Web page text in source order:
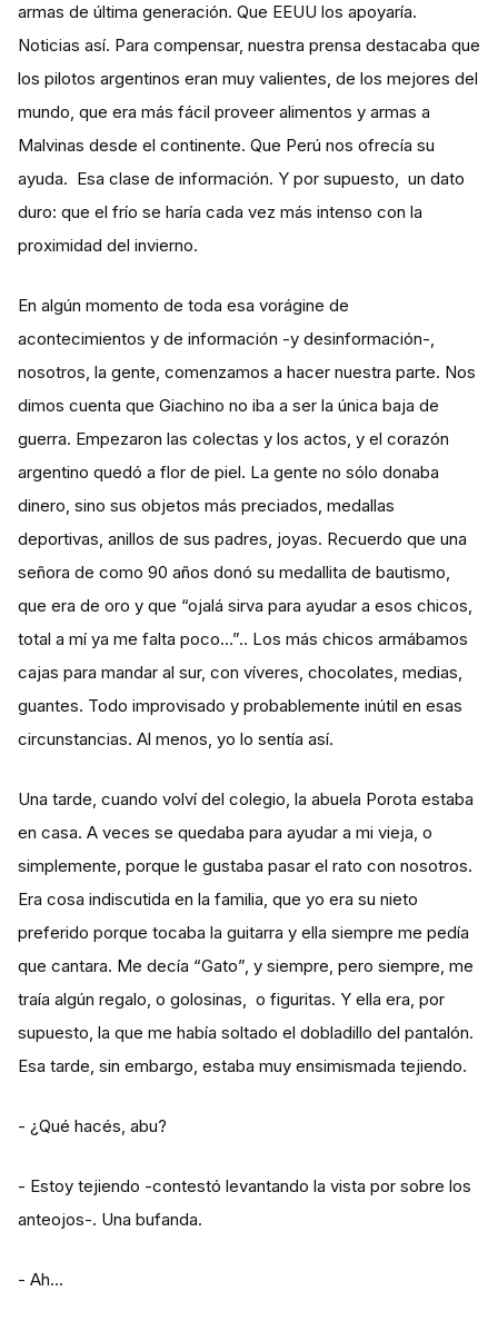
armas de última generación. Que EEUU los apoyaría.
Noticias así. Para compensar, nuestra prensa destacaba que
los pilotos argentinos eran muy valientes, de los mejores del
mundo, que era más fácil proveer alimentos y armas a
Malvinas desde el continente. Que Perú nos ofrecía su
ayuda. Esa clase de información. Y por supuesto, un dato
duro: que el frío se haría cada vez más intenso con la
proximidad del invierno.
En algún momento de toda esa vorágine de
acontecimientos y de información -y desinformación-,
nosotros, la gente, comenzamos a hacer nuestra parte. Nos
dimos cuenta que Giachino no iba a ser la única baja de
guerra. Empezaron las colectas y los actos, y el corazón
argentino quedó a flor de piel. La gente no sólo donaba
dinero, sino sus objetos más preciados, medallas
deportivas, anillos de sus padres, joyas. Recuerdo que una
señora de como 90 años donó su medallita de bautismo,
que era de oro y que “ojalá sirva para ayudar a esos chicos,
total a mí ya me falta poco…”.. Los más chicos armábamos
cajas para mandar al sur, con víveres, chocolates, medias,
guantes. Todo improvisado y probablemente inútil en esas
circunstancias. Al menos, yo lo sentía así.
Una tarde, cuando volví del colegio, la abuela Porota estaba
en casa. A veces se quedaba para ayudar a mi vieja, o
simplemente, porque le gustaba pasar el rato con nosotros.
Era cosa indiscutida en la familia, que yo era su nieto
preferido porque tocaba la guitarra y ella siempre me pedía
que cantara. Me decía “Gato”, y siempre, pero siempre, me
traía algún regalo, o golosinas, o figuritas. Y ella era, por
supuesto, la que me había soltado el dobladillo del pantalón.
Esa tarde, sin embargo, estaba muy ensimismada tejiendo.
- ¿Qué hacés, abu?
- Estoy tejiendo -contestó levantando la vista por sobre los
anteojos-. Una bufanda.
- Ah…